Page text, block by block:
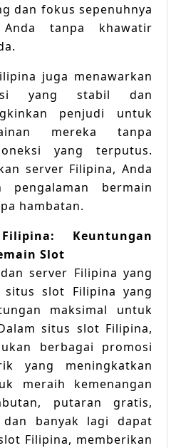
dan fokus sepenuhnya
tanpa khawatir
juga menawarkan
yang stabil dan
penjudi untuk
mereka tanpa
yang terputus.
server Filipina, Anda
pengalaman bermain
hambatan.
Keuntungan
Slot
server Filipina yang
situs slot Filipina yang
maksimal untuk
situs slot Filipina,
berbagai promosi
yang meningkatkan
meraih kemenangan
putaran gratis,
banyak lagi dapat
Filipina, memberikan